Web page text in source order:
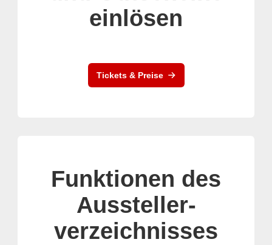
einlösen
Tickets & Preise
Funktionen des
Aussteller-
verzeichnisses